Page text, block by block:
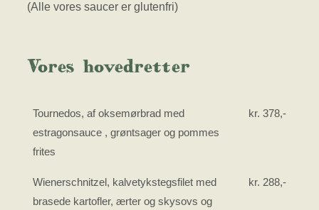
(Alle vores saucer er glutenfri)
Vores hovedretter
Tournedos, af oksemørbrad med
estragonsauce , grøntsager og pommes
frites
kr. 378,-
Wienerschnitzel, kalvetykstegsfilet med
brasede kartofler, ærter og skysovs og
kr. 288,-